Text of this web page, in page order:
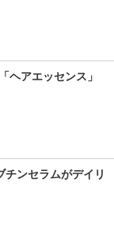
ヘアエッセンス」
チンセラムがデイリ